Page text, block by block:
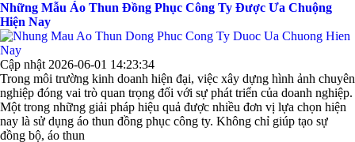
Những Mẫu Áo Thun Đồng Phục Công Ty Được Ưa Chuộng
Hiện Nay
Cập nhật 2026-06-01 14:23:34
Trong môi trường kinh doanh hiện đại, việc xây dựng hình ảnh chuyên
nghiệp đóng vai trò quan trọng đối với sự phát triển của doanh nghiệp.
Một trong những giải pháp hiệu quả được nhiều đơn vị lựa chọn hiện
nay là sử dụng áo thun đồng phục công ty. Không chỉ giúp tạo sự
đồng bộ, áo thun